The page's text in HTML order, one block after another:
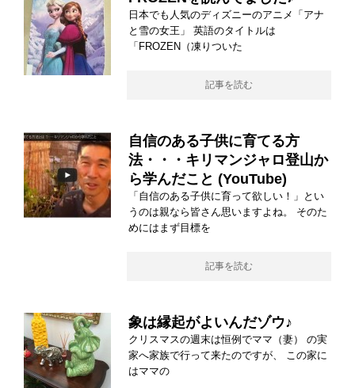
日本でも人気のディズニーのアニメ「アナ
と雪の女王」 英語のタイトルは
「FROZEN（凍りついた
記事を読む
自信のある子供に育てる方
法・・・キリマンジャロ登山か
ら学んだこと (YouTube)
「自信のある子供に育って欲しい！」とい
うのは親なら皆さん思いますよね。 そのた
めにはまず目標を
記事を読む
象は縁起がよいんだゾウ♪
クリスマスの週末は恒例でママ（妻） の実
家へ家族で行って来たのですが、 この家に
はママの